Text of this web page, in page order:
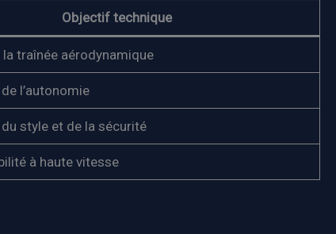
Objectif technique
traînée aérodynamique
l’autonomie
style et de la sécurité
à haute vitesse